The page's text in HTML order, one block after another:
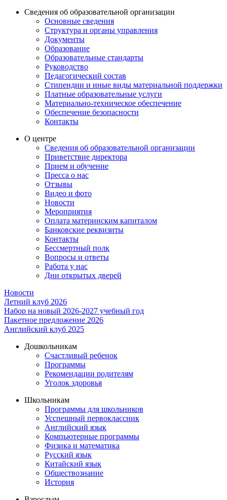
Сведения об образовательной организации
Основные сведения
Структура и органы управления
Документы
Образование
Образовательные стандарты
Руководство
Педагогический состав
Стипендии и иные виды материальной поддержки
Платные образовательные услуги
Материально-техническое обеспечение
Обеспечение безопасности
Контакты
О центре
Сведения об образовательной организации
Приветствие директора
Прием и обучение
Пресса о нас
Отзывы
Видео и фото
Новости
Мероприятия
Оплата материнским капиталом
Банковские реквизиты
Контакты
Бессмертный полк
Вопросы и ответы
Работа у нас
Дни открытых дверей
Новости
Летний клуб 2026
Набор на новый 2026-2027 учебный год
Пакетное предложение 2026
Английский клуб 2025
Дошкольникам
Счастливый ребенок
Программы
Рекомендации родителям
Уголок здоровья
Школьникам
Программы для школьников
Усспешный первоклассник
Английский язык
Компьютерные программы
Физика и математика
Русский язык
Китайский язык
Обществознание
История